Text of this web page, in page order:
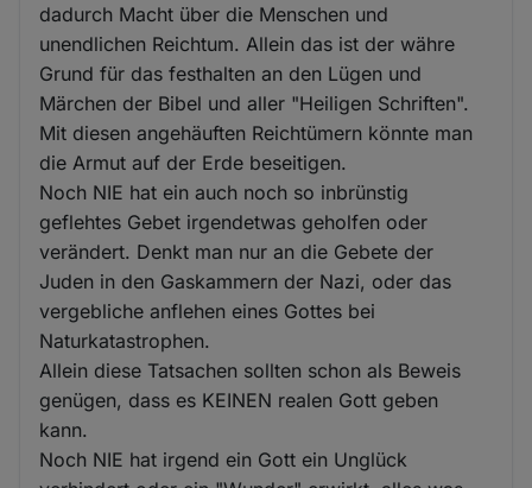
dadurch Macht über die Menschen und
unendlichen Reichtum. Allein das ist der währe
Grund für das festhalten an den Lügen und
Märchen der Bibel und aller "Heiligen Schriften".
Mit diesen angehäuften Reichtümern könnte man
die Armut auf der Erde beseitigen.
Noch NIE hat ein auch noch so inbrünstig
geflehtes Gebet irgendetwas geholfen oder
verändert. Denkt man nur an die Gebete der
Juden in den Gaskammern der Nazi, oder das
vergebliche anflehen eines Gottes bei
Naturkatastrophen.
Allein diese Tatsachen sollten schon als Beweis
genügen, dass es KEINEN realen Gott geben
kann.
Noch NIE hat irgend ein Gott ein Unglück